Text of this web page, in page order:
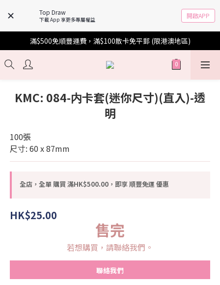
Top Draw
下載 App 享更多專屬權益 開啟APP
滿$500免順豐運費，滿$100散卡免平郵 (限港澳地區)
KMC: 084-内卡套(迷你尺寸)(直入)-透
明
100張
尺寸: 60 x 87mm
全店，全單 購買 滿HK$500.00，即享 順豐免運 優惠
HK$25.00
售完
若想購買，請聯絡我們。
聯絡我們